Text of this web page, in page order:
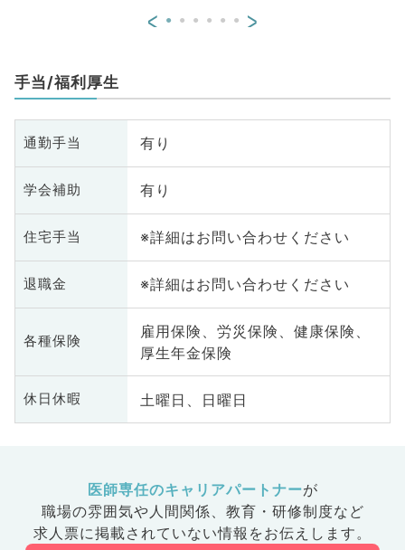
< >
手当/福利厚生
通勤手当 有り
学会補助 有り
住宅手当 ※詳細はお問い合わせください
退職金 ※詳細はお問い合わせください
各種保険
雇用保険、労災保険、健康保険、
厚生年金保険
休日休暇 土曜日、日曜日
医師専任のキャリアパートナーが
職場の雰囲気や人間関係、 教育・研修制度など
求人票に掲載されていない情報をお伝えします。